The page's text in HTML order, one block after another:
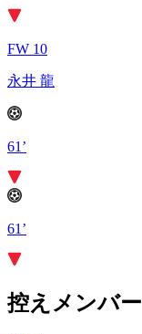
FW 10
永井 龍
61’
61’
控えメンバー